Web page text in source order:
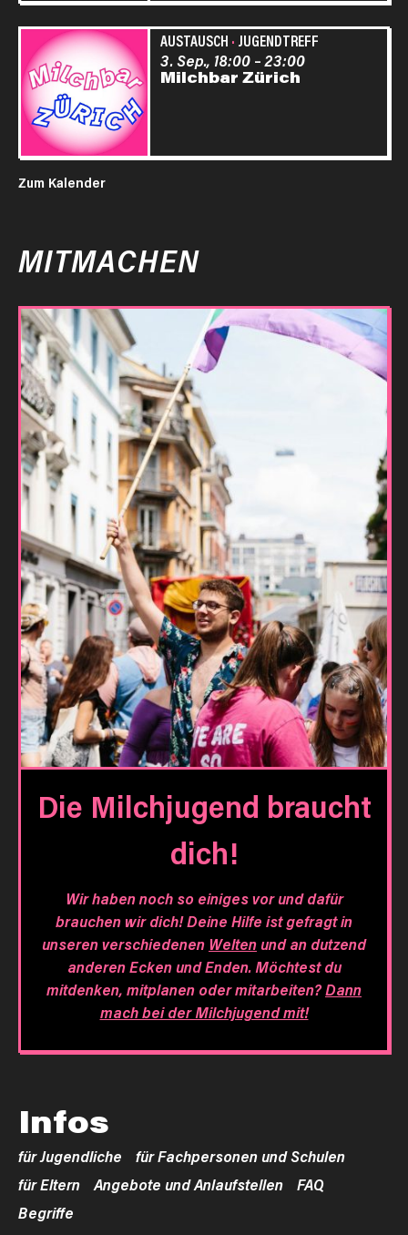
AUSTAUSCH · JUGENDTREFF
Milchbar Zürich
3. Sep., 18:00–23:00
Zum Kalender
MITMACHEN
Die Milchjugend braucht
dich!
Wir haben noch so einiges vor und dafür
brauchen wir dich! Deine Hilfe ist gefragt in
unseren verschiedenen Weltenund an dutzend
anderen Ecken und Enden. Möchtest du
mitdenken, mitplanen oder mitarbeiten?Dann
mach bei der Milchjugend mit!
Infos
für Jugendliche
für Fachpersonen und Schulen
für Eltern
Angebote und Anlaufstellen
FAQ
Begriffe